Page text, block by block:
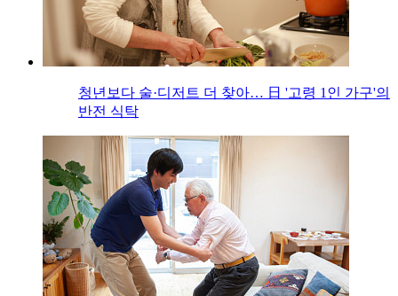
청년보다 술·디저트 더 찾아… 日 '고령 1인 가구'의
반전 식탁